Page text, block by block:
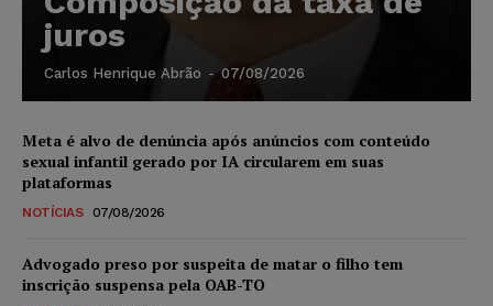
juros
Carlos Henrique Abrão - 07/08/2026
Meta é alvo de denúncia após anúncios com conteúdo
sexual infantil gerado por IA circularem em suas
plataformas
NOTÍCIAS 07/08/2026
Advogado preso por suspeita de matar o filho tem
inscrição suspensa pela OAB-TO